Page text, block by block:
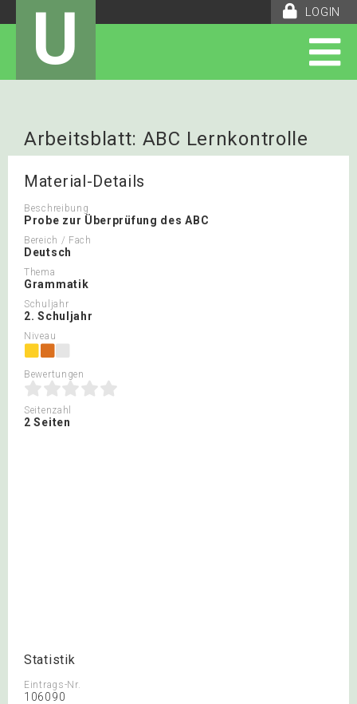
LOGIN
U
Arbeitsblatt: ABC Lernkontrolle
Material-Details
Beschreibung
Probe zur Überprüfung des ABC
Bereich / Fach
Deutsch
Thema
Grammatik
Schuljahr
2. Schuljahr
Niveau
Bewertungen
Seitenzahl
2 Seiten
Statistik
Eintrags-Nr.
106090